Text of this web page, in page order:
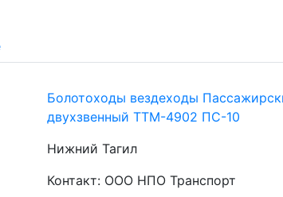
Болотоходы вездеходы
двухзвенный ТТМ-4902 ПС-10
Нижний Тагил
Контакт: ООО НПО Транспорт